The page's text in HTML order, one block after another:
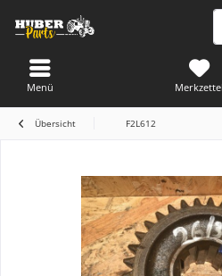
Merkzettel
Menü
Übersicht F2L612